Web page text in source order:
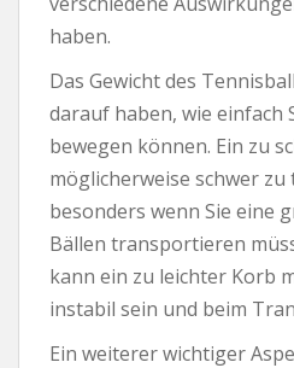
haben.
Das Gewicht des
darauf haben, wie einfach
bewegen können. Ein zu
möglicherweise schwer zu
besonders wenn Sie eine
Bällen transportieren
kann ein zu leichter Korb
instabil sein und beim
Ein weiterer wichtiger